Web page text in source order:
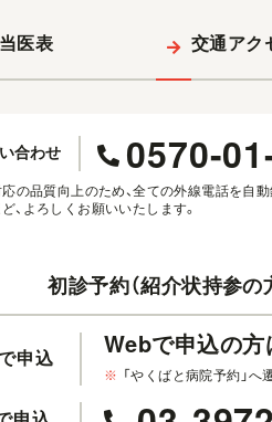
医表 交通アク
合わせ 0570-
の品質向上のため、全ての外線電話を自
、よろしくお願いいたします。
初診予約（紹介状持参の
申込 Webで申込の方
※ 「やくばと病院予約」へ